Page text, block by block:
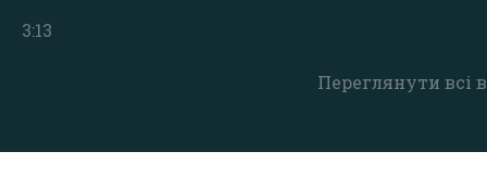
Переглянути всі
3:13